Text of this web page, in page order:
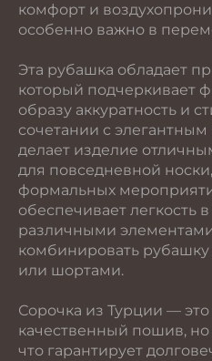
комфорт и
особенно важно в
Эта рубашка обладает
который подчеркивает
образу аккуратность и
сочетании с
делает изделие
для повседневной
формальных
обеспечивает легкость
различными
комбинировать
или шортами.
Сорочка из Турции — это
качественный пошив,
что гарантирует